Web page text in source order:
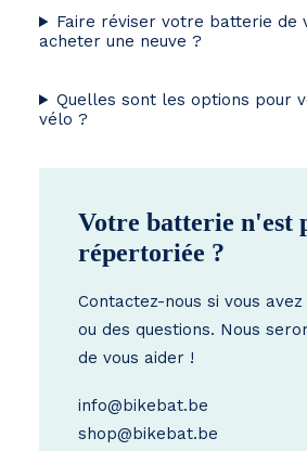
Faire réviser votre batterie de
acheter une neuve ?
Quelles sont les options pour
vélo ?
Votre batterie n'est
répertoriée ?
Contactez-nous si vous
ou des questions. Nous
de vous aider !
info@bikebat.be
shop@bikebat.be